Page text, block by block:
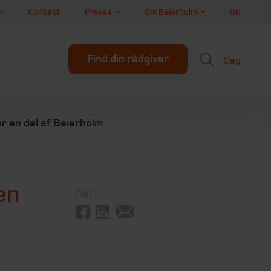
Kontakt Presse Om Beierholm UK
Find din rådgiver Søg
en del af Beierholm